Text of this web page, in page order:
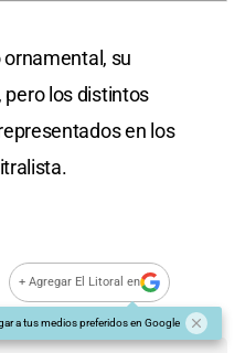
su
los distintos
en los
+ Agregar El Litoral en
a tus medios preferidos en Google